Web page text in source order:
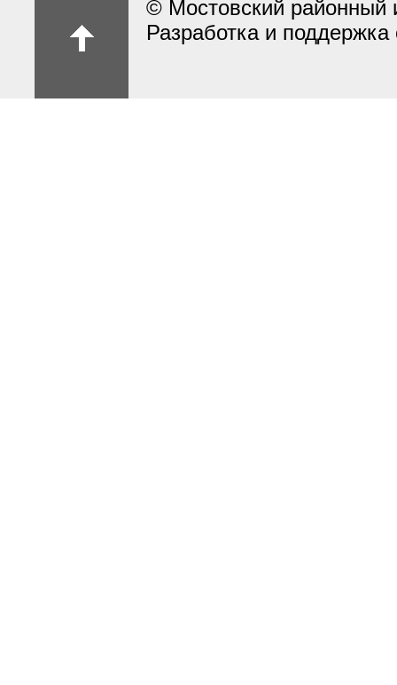
© Мостовский районный
Разработка и поддержка